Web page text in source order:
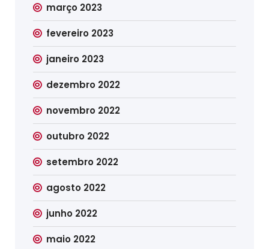
março 2023
fevereiro 2023
janeiro 2023
dezembro 2022
novembro 2022
outubro 2022
setembro 2022
agosto 2022
junho 2022
maio 2022